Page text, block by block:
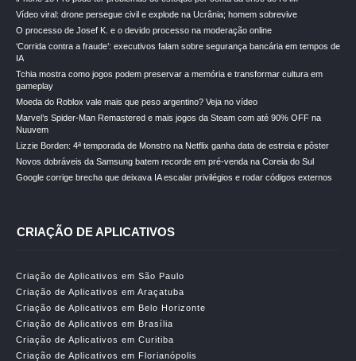
Vídeo viral: drone persegue civil e explode na Ucrânia; homem sobrevive
O processo de Josef K. e o devido processo na moderação online
‘Corrida contra a fraude’: executivos falam sobre segurança bancária em tempos de
IA
Tchia mostra como jogos podem preservar a memória e transformar cultura em
gameplay
Moeda do Roblox vale mais que peso argentino? Veja no vídeo
Marvel’s Spider-Man Remastered e mais jogos da Steam com até 90% OFF na
Nuuvem
Lizzie Borden: 4ª temporada de Monstro na Netflix ganha data de estreia e pôster
Novos dobráveis da Samsung batem recorde em pré-venda na Coreia do Sul
Google corrige brecha que deixava IA escalar privilégios e rodar códigos externos
CRIAÇÃO DE APLICATIVOS
Criação de Aplicativos em São Paulo
Criação de Aplicativos em Araçatuba
Criação de Aplicativos em Belo Horizonte
Criação de Aplicativos em Brasília
Criação de Aplicativos em Curitiba
Criação de Aplicativos em Florianópolis